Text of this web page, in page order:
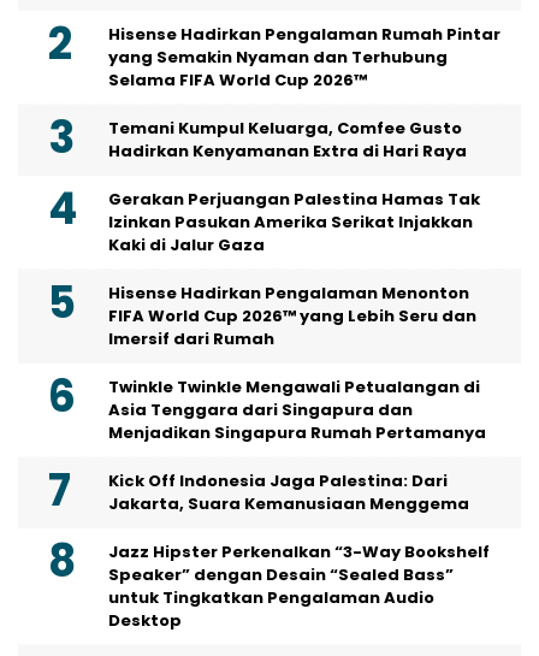
Hisense Hadirkan Pengalaman Rumah Pintar
yang Semakin Nyaman dan Terhubung
Selama FIFA World Cup 2026™
Temani Kumpul Keluarga, Comfee Gusto
Hadirkan Kenyamanan Extra di Hari Raya
Gerakan Perjuangan Palestina Hamas Tak
Izinkan Pasukan Amerika Serikat Injakkan
Kaki di Jalur Gaza
Hisense Hadirkan Pengalaman Menonton
FIFA World Cup 2026™ yang Lebih Seru dan
Imersif dari Rumah
Twinkle Twinkle Mengawali Petualangan di
Asia Tenggara dari Singapura dan
Menjadikan Singapura Rumah Pertamanya
Kick Off Indonesia Jaga Palestina: Dari
Jakarta, Suara Kemanusiaan Menggema
Jazz Hipster Perkenalkan “3-Way Bookshelf
Speaker” dengan Desain “Sealed Bass”
untuk Tingkatkan Pengalaman Audio
Desktop